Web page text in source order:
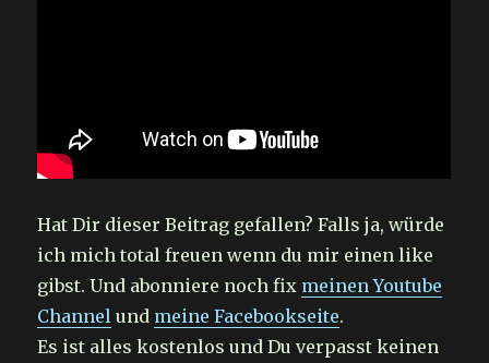
Hat Dir dieser Beitrag gefallen? Falls ja, würde
ich mich total freuen wenn du mir einen like
gibst. Und abonniere noch fix meinen Youtube
Channel und meine Facebookseite.
Es ist alles kostenlos und Du verpasst keinen